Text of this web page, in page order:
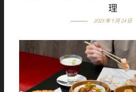
理
2023 年 5 月 24 日